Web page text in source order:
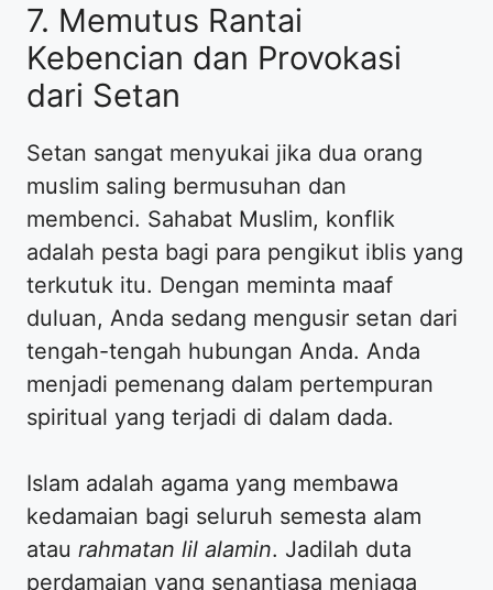
7. Memutus Rantai
Kebencian dan Provokasi
dari Setan
Setan sangat menyukai jika dua orang
muslim saling bermusuhan dan
membenci. Sahabat Muslim, konflik
adalah pesta bagi para pengikut iblis yang
terkutuk itu. Dengan meminta maaf
duluan, Anda sedang mengusir setan dari
tengah-tengah hubungan Anda. Anda
menjadi pemenang dalam pertempuran
spiritual yang terjadi di dalam dada.
Islam adalah agama yang membawa
kedamaian bagi seluruh semesta alam
atau rahmatan lil alamin. Jadilah duta
perdamaian yang senantiasa menjaga